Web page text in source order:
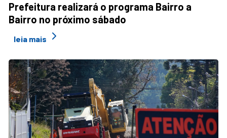
Prefeitura realizará o programa Bairro a
Bairro no próximo sábado
leia mais